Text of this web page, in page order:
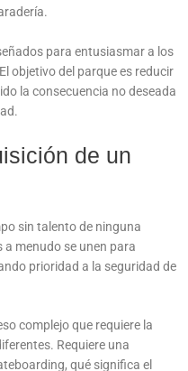
para entusiasmar a los
objetivo del parque es reducir
la consecuencia no deseada
de un
sin talento de ninguna
menudo se unen para
prioridad a la seguridad de
complejo que requiere la
Requiere una
qué significa el